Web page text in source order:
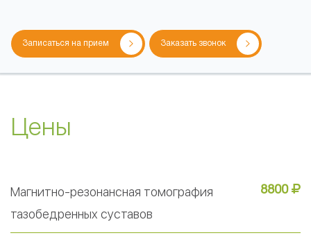
Записаться на прием Заказать звонок
Цены
Магнитно-резонансная томография
тазобедренных суставов
8800